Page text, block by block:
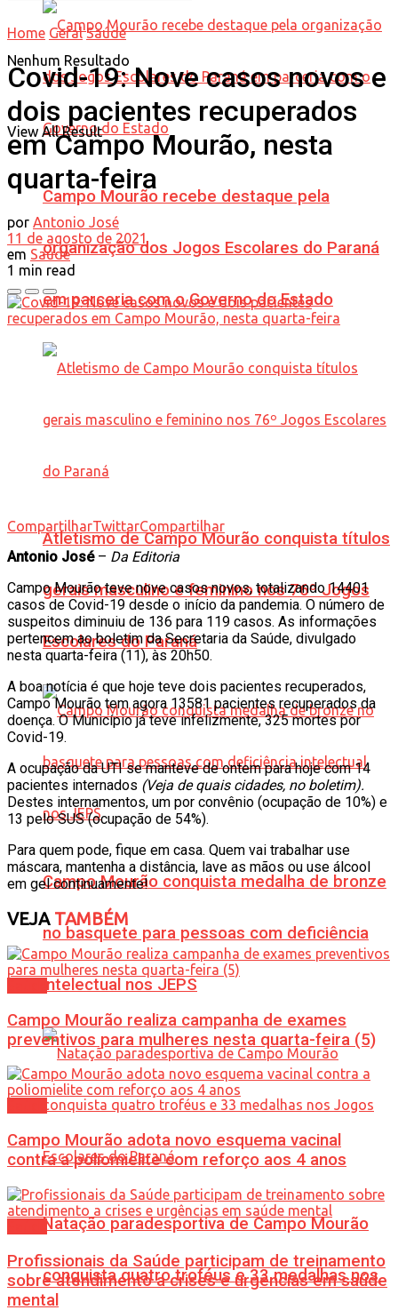
Campo Mourão recebe destaque pela
organização dos Jogos Escolares do Paraná
em parceria com o Governo do Estado
Atletismo de Campo Mourão conquista títulos
gerais masculino e feminino nos 76º Jogos
Escolares do Paraná
Campo Mourão conquista medalha de bronze
no basquete para pessoas com deficiência
intelectual nos JEPS
Natação paradesportiva de Campo Mourão
conquista quatro troféus e 33 medalhas nos
Nenhum Resultado
View All Result
Home Geral Saúde
Covid-19: Nove casos novos e
dois pacientes recuperados
em Campo Mourão, nesta
quarta-feira
por Antonio José
11 de agosto de 2021
em Saúde
1 min read
CompartilharTwittarCompartilhar
Antonio José– Da Editoria
Campo Mourão teve nove casos novos, totalizando 14401
casos de Covid-19 desde o início da pandemia. O número de
suspeitos diminuiu de 136 para 119 casos. As informações
pertencem ao boletim da Secretaria da Saúde, divulgado
nesta quarta-feira (11), às 20h50.
A boa notícia é que hoje teve dois pacientes recuperados,
Campo Mourão tem agora 13581 pacientes recuperados da
doença. O Município já teve infelizmente, 325 mortes por
Covid-19.
A ocupação da UTI se manteve de ontem para hoje com 14
pacientes internados (Veja de quais cidades, no boletim).
Destes internamentos, um por convênio (ocupação de 10%) e
13 pelo SUS (ocupação de 54%).
Para quem pode, fique em casa. Quem vai trabalhar use
máscara, mantenha a distância, lave as mãos ou use álcool
em gel continuamente!
VEJATAMBÉM
Campo Mourão realiza campanha de exames
preventivos para mulheres nesta quarta-feira (5)
Campo Mourão adota novo esquema vacinal
contra a poliomielite com reforço aos 4 anos
Profissionais da Saúde participam de treinamento
sobre atendimento a crises e urgências em saúde
mental